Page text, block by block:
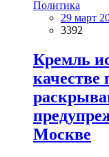
Политика
29 март
3392
Кремль
Москве